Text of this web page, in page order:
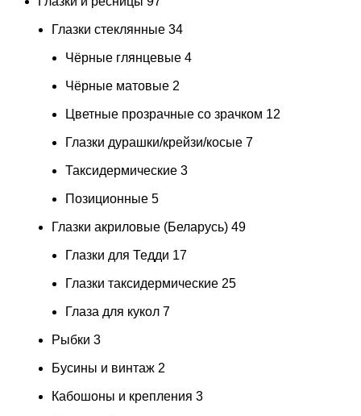
Глазки стеклянные 34
Чёрные глянцевые 4
Чёрные матовые 2
Цветные прозрачные со зрачком 12
Глазки дурашки/крейзи/косые 7
Таксидермические 3
Позиционные 5
Глазки акриловые (Беларусь) 49
Глазки для Тедди 17
Глазки таксидермические 25
Глаза для кукол 7
Рыбки 3
Бусины и винтаж 2
Кабошоны и крепления 3